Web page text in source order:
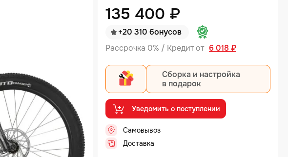
135 400 ₽
+20 310 бонусов
Рассрочка 0% / Кредит от 6 018 ₽
Сборка и настройка
в подарок
Уведомить о поступлении
Самовывоз
Доставка